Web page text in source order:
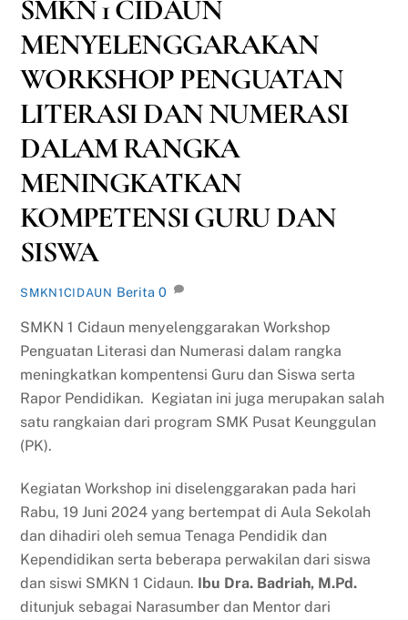
SMKN 1 CIDAUN
MENYELENGGARAKAN
WORKSHOP PENGUATAN
LITERASI DAN NUMERASI
DALAM RANGKA
MENINGKATKAN
KOMPETENSI GURU DAN
SISWA
SMKN1CIDAUN Berita 0
SMKN 1 Cidaun menyelenggarakan Workshop
Penguatan Literasi dan Numerasi dalam rangka
meningkatkan kompentensi Guru dan Siswa serta
Rapor Pendidikan. Kegiatan ini juga merupakan salah
satu rangkaian dari program SMK Pusat Keunggulan
(PK).
Kegiatan Workshop ini diselenggarakan pada hari
Rabu, 19 Juni 2024 yang bertempat di Aula Sekolah
dan dihadiri oleh semua Tenaga Pendidik dan
Kependidikan serta beberapa perwakilan dari siswa
dan siswi SMKN 1 Cidaun. Ibu Dra. Badriah, M.Pd.
ditunjuk sebagai Narasumber dan Mentor dari